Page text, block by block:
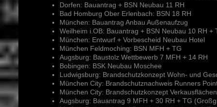
Dorfen: Bauantrag + BSN Neubau 11 RH
Bad Homburg Ober Erlenbach: BSN 18 RH
München: Bauantrag Anbau Außenaufzug
Weilheim i.OB: Bauantrag + BSN Neubau 10 RH +
München: Entwurf + Vorbescheid Neubau Hotel
München Feldmoching: BSN MFH + TG
Augsburg: Baustolz Wettbewerb 7 MFH + 14 RH
Bobingen: BSK Neubau Moschee
Ludwigsburg: Brandschutzkonzept Wohn- und
München City: Brandschutznachweis Runners
München City: Brandschutzkonzept
Augsburg: Bauantrag 9 MFH + 30 RH + TG